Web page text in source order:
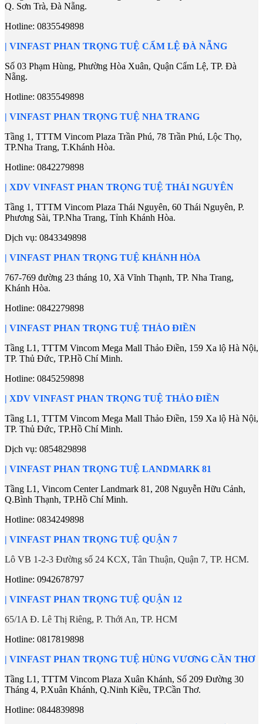
Q. Sơn Trà, Đà Nẵng.
Hotline: 0835549898
| VINFAST PHAN TRỌNG TUỆ CẨM LỆ ĐÀ NẴNG
Số 03 Phạm Hùng, Phường Hòa Xuân, Quận Cẩm Lệ, TP. Đà
Nẵng.
Hotline: 0835549898
| VINFAST PHAN TRỌNG TUỆ NHA TRANG
Tầng 1, TTTM Vincom Plaza Trần Phú, 78 Trần Phú, Lộc Thọ,
TP.Nha Trang, T.Khánh Hòa.
Hotline: 0842279898
| XDV VINFAST PHAN TRỌNG TUỆ THÁI NGUYÊN
Tầng 1, TTTM Vincom Plaza Thái Nguyên, 60 Thái Nguyên, P.
Phương Sài, TP.Nha Trang, Tỉnh Khánh Hòa.
Dịch vụ: 0843349898
| VINFAST PHAN TRỌNG TUỆ KHÁNH HÒA
767-769 đường 23 tháng 10, Xã Vĩnh Thạnh, TP. Nha Trang,
Khánh Hòa.
Hotline: 0842279898
| VINFAST PHAN TRỌNG TUỆ THẢO ĐIỀN
Tầng L1, TTTM Vincom Mega Mall Thảo Điền, 159 Xa lộ Hà Nội,
TP. Thủ Đức, TP.Hồ Chí Minh.
Hotline: 0845259898
| XDV VINFAST PHAN TRỌNG TUỆ THẢO ĐIỀN
Tầng L1, TTTM Vincom Mega Mall Thảo Điền, 159 Xa lộ Hà Nội,
TP. Thủ Đức, TP.Hồ Chí Minh.
Dịch vụ: 0854829898
| VINFAST PHAN TRỌNG TUỆ LANDMARK 81
Tầng L1, Vincom Center Landmark 81, 208 Nguyễn Hữu Cảnh,
Q.Bình Thạnh, TP.Hồ Chí Minh.
Hotline: 0834249898
| VINFAST PHAN TRỌNG TUỆ QUẬN 7
Lô VB 1-2-3 Đường số 24 KCX, Tân Thuận, Quận 7, TP. HCM.
Hotline: 0942678797
| VINFAST PHAN TRỌNG TUỆ QUẬN 12
65/1A Đ. Lê Thị Riêng, P. Thới An, TP. HCM
Hotline: 0817819898
| VINFAST PHAN TRỌNG TUỆ HÙNG VƯƠNG CẦN THƠ
Tầng L1, TTTM Vincom Plaza Xuân Khánh, Số 209 Đường 30
Tháng 4, P.Xuân Khánh, Q.Ninh Kiều, TP.Cần Thơ.
Hotline: 0844839898